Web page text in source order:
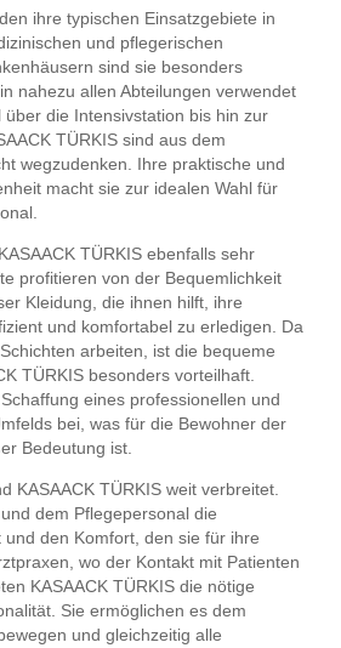
ihre typischen Einsatzgebiete in
und pflegerischen
sind sie besonders
nahezu allen Abteilungen verwendet
über die Intensivstation bis hin zur
TÜRKIS sind aus dem
wegzudenken. Ihre praktische und
macht sie zur idealen Wahl für
TÜRKIS ebenfalls sehr
profitieren von der Bequemlichkeit
Kleidung, die ihnen hilft, ihre
und komfortabel zu erledigen. Da
arbeiten, ist die bequeme
TÜRKIS besonders vorteilhaft.
eines professionellen und
bei, was für die Bewohner der
Bedeutung ist.
KASAACK TÜRKIS weit verbreitet.
dem Pflegepersonal die
und den Komfort, den sie für ihre
wo der Kontakt mit Patienten
KASAACK TÜRKIS die nötige
Sie ermöglichen es dem
und gleichzeitig alle